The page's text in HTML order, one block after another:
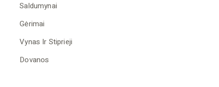
Saldumynai
Gėrimai
Vynas Ir Stiprieji
Dovanos